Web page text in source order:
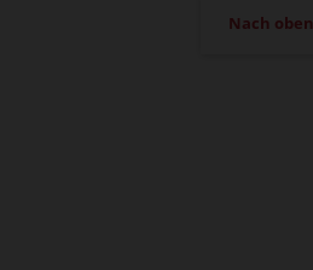
Nach oben